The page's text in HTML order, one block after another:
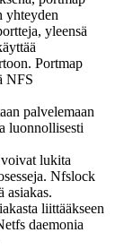
yhteyden
yleensä
Portmap
NFS
palvelemaan
luonnollisesti
lukita
Nfslock
asiakas.
liittääkseen
daemonia